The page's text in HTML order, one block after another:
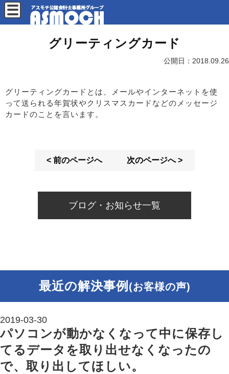
グリーティングカード
公開日： 2018.09.26
グリーティングカードとは、メールやインターネットを使
って送られる年賀状やクリスマスカードなどのメッセージ
カードのことを言います。
< 前のページへ 次のページへ >
ブログ・お知らせ一覧
最近の解決事例 (お客様の声)
2019-03-30
パソコンが動かなくなって中に保存し
てるデータを取り出せなくなったの
で、取り出してほしい。